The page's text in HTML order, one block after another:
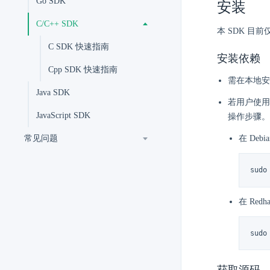
C/C++ SDK
C SDK 快速指南
Cpp SDK 快速指南
Java SDK
JavaScript SDK
常见问题
安装
本 SDK 目前
安装依赖
需在本地
若用户使
操作步骤。
在
在